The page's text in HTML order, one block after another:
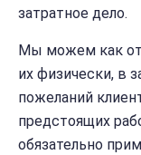
затратное дело.
Мы можем как
их физически, в
пожеланий
предстоящих
обязательно